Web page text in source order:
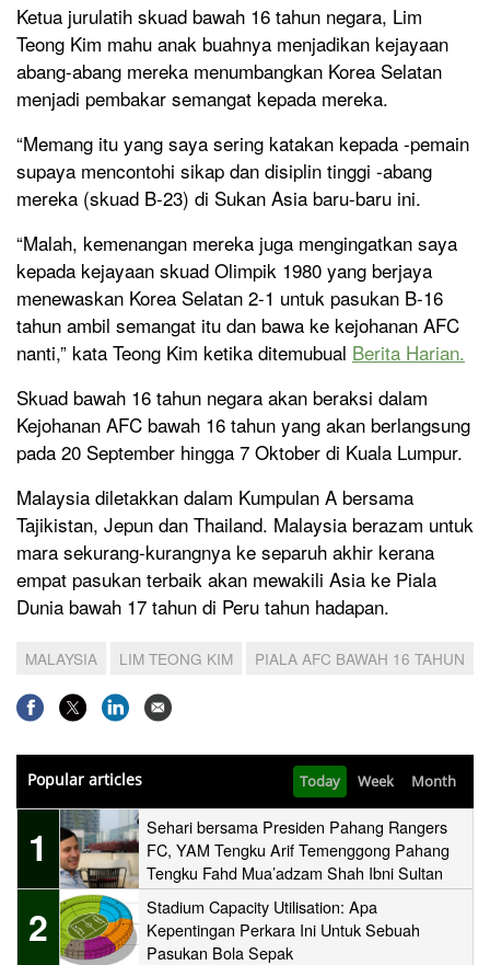
Ketua jurulatih skuad bawah 16 tahun negara, Lim
Teong Kim mahu anak buahnya menjadikan kejayaan
abang-abang mereka menumbangkan Korea Selatan
menjadi pembakar semangat kepada mereka.
“Memang itu yang saya sering katakan kepada -pemain
supaya mencontohi sikap dan disiplin tinggi -abang
mereka (skuad B-23) di Sukan Asia baru-baru ini.
“Malah, kemenangan mereka juga mengingatkan saya
kepada kejayaan skuad Olimpik 1980 yang berjaya
menewaskan Korea Selatan 2-1 untuk pasukan B-16
tahun ambil semangat itu dan bawa ke kejohanan AFC
nanti,” kata Teong Kim ketika ditemubual Berita Harian.
Skuad bawah 16 tahun negara akan beraksi dalam
Kejohanan AFC bawah 16 tahun yang akan berlangsung
pada 20 September hingga 7 Oktober di Kuala Lumpur.
Malaysia diletakkan dalam Kumpulan A bersama
Tajikistan, Jepun dan Thailand. Malaysia berazam untuk
mara sekurang-kurangnya ke separuh akhir kerana
empat pasukan terbaik akan mewakili Asia ke Piala
Dunia bawah 17 tahun di Peru tahun hadapan.
MALAYSIA LIM TEONG KIM PIALA AFC BAWAH 16 TAHUN
Popular articles Today Week Month
1
Sehari bersama Presiden Pahang Rangers
FC, YAM Tengku Arif Temenggong Pahang
Tengku Fahd Mua’adzam Shah Ibni Sultan
Haji Ahmad Shah
2
Stadium Capacity Utilisation: Apa
Kepentingan Perkara Ini Untuk Sebuah
Pasukan Bola Sepak